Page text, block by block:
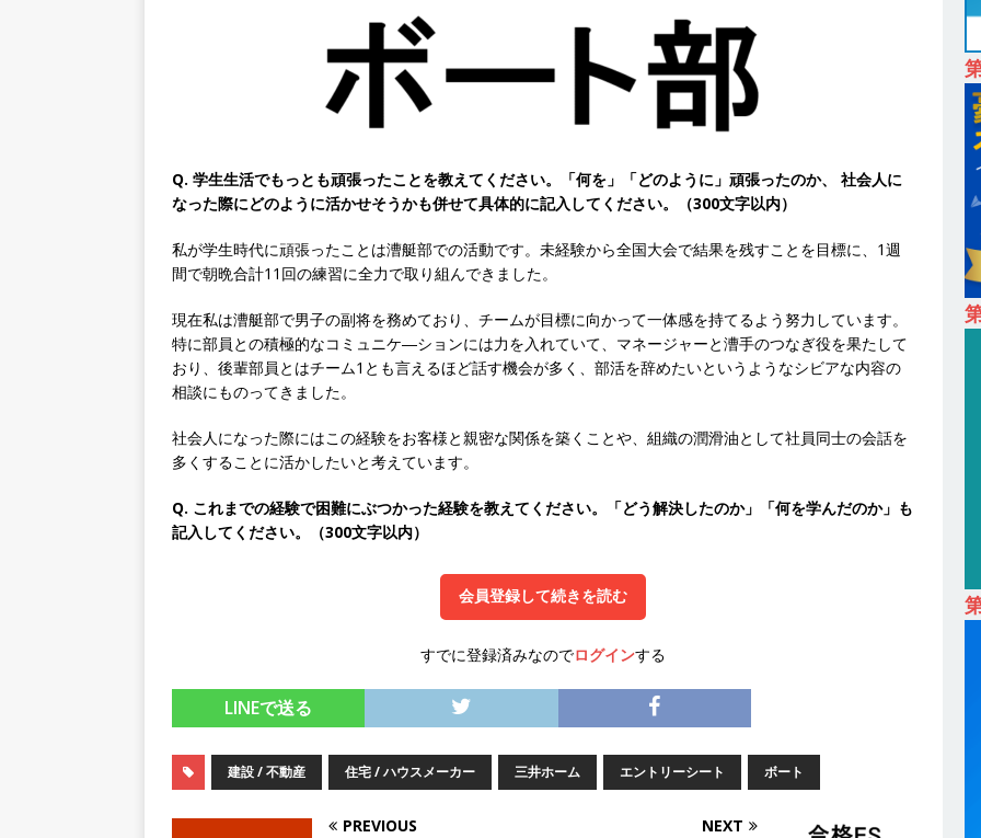
めたパイオニア企業 ｜ CARTA HOLDINGS
体育会積極採用企業
[ 2026年5月14日 ]
【 28卒 ｜ 体験型インターンシップ 】スタンダード上場 ｜ 業界No.1 企業医療
機関向け広告・人材営業 ｜ 未経験からコンサル、マーケティング、ブランディングが経験できる
[ 2026年5月14日 ] 【 28卒 ｜ 不動産・営業を知れる仕事体験開催 】大阪勤務・転勤なし ｜ 関西
収1,000万も目指せる ｜ 年間休日120～125日 ｜ エスリード
体育会積極採用企業
ビス機関 ｜ BtoBtoCの代理店営業 ｜ 20代で年収1,000万円目指せる ｜ 賞与年4回・年間休日120
日以上 ｜ ジブラルタ生命
体育会積極採用企業
持つグローバルメーカー ｜ 年間休日129日・土日祝完全休み ｜ 売上高1,138億円 ｜ プライム上場
[ 2026年5月14日 ] 【 28卒 ｜ 適性検査合否免除・面接確約!! ｜ 1dayインターンあり 】 東京勤務
販売までを担う ｜ 平均年収809万 ｜ 年間休日130日・土日祝完全休み ｜ スタンダード上場 ｜ 明
200％増収!! ｜ 様々な業界の知識・スキルを身に付けることが可能 ｜ データ分析のエキスパート
採用企業
[ 2026年5月14日 ]
【 28卒 ｜ 東京勤務・転勤なし 】 食品・生鮮業界に特化した人材紹介サービ
Q. 学生生活でもっとも頑張ったことを教えてください。「何を」「どのように」頑張ったのか、 社会人に
なった際にどのように活かせそうかも併せて具体的に記入してください。（300文字以内）
私が学生時代に頑張ったことは漕艇部での活動です。未経験から全国大会で結果を残すことを目標に、1週
間で朝晩合計11回の練習に全力で取り組んできました。
現在私は漕艇部で男子の副将を務めており、チームが目標に向かって一体感を持てるよう努力しています。
特に部員との積極的なコミュニケ―ションには力を入れていて、マネージャーと漕手のつなぎ役を果たして
おり、後輩部員とはチーム1とも言えるほど話す機会が多く、部活を辞めたいというようなシビアな内容の
相談にものってきました。
社会人になった際にはこの経験をお客様と親密な関係を築くことや、組織の潤滑油として社員同士の会話を
多くすることに活かしたいと考えています。
Q. これまでの経験で困難にぶつかった経験を教えてください。「どう解決したのか」「何を学んだのか」も
記入してください。（300文字以内）
会員登録して続きを読む
すでに登録済みなのでログインする
LINEで送る
建設 / 不動産 住宅 / ハウスメーカー 三井ホーム エントリーシート ボート
PREVIOUS NEXT